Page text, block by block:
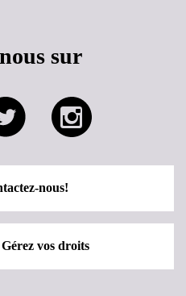
sur
nous!
Gérez vos droits